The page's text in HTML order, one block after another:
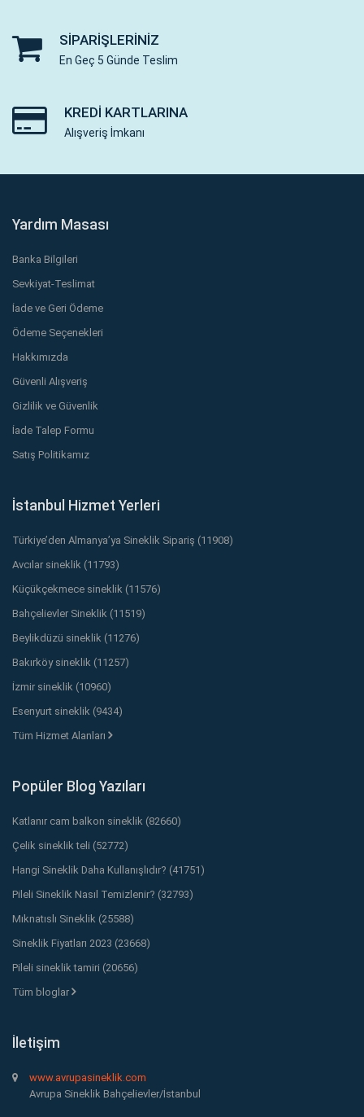
SIPARIŞLERINIZ
En Geç 5 Günde Teslim
KREDI KARTLARINA
Alışveriş İmkanı
Yardım Masası
Banka Bilgileri
Sevkiyat-Teslimat
İade ve Geri Ödeme
Ödeme Seçenekleri
Hakkımızda
Güvenli Alışveriş
Gizlilik ve Güvenlik
İade Talep Formu
Satış Politikamız
İstanbul Hizmet Yerleri
Türkiye’den Almanya’ya Sineklik Sipariş (11908)
Avcılar sineklik (11793)
Küçükçekmece sineklik (11576)
Bahçelievler Sineklik (11519)
Beylikdüzü sineklik (11276)
Bakırköy sineklik (11257)
İzmir sineklik (10960)
Esenyurt sineklik (9434)
Tüm Hizmet Alanları
Popüler Blog Yazıları
Katlanır cam balkon sineklik (82660)
Çelik sineklik teli (52772)
Hangi Sineklik Daha Kullanışlıdır? (41751)
Pileli Sineklik Nasıl Temizlenir? (32793)
Mıknatıslı Sineklik (25588)
Sineklik Fiyatları 2023 (23668)
Pileli sineklik tamiri (20656)
Tüm bloglar
İletişim
www.avrupasineklik.com
Avrupa Sineklik Bahçelievler/İstanbul